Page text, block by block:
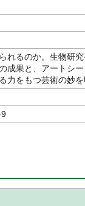
れるのか。生物研
成果と、アートシ
力をもつ芸術の妙